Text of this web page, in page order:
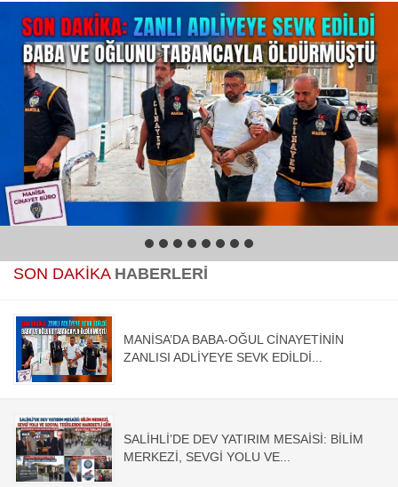
1 2 3 4 5 6 7 8
SON DAKİKA HABERLERİ
MANİSA’DA BABA-OĞUL CİNAYETİNİN
ZANLISI ADLİYEYE SEVK EDİLDİ...
SALİHLİ’DE DEV YATIRIM MESAİSİ: BİLİM
MERKEZİ, SEVGİ YOLU VE...